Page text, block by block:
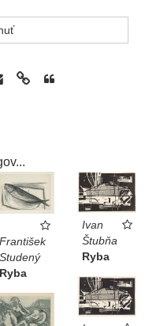
František
Studený
Ryba
Ivan
Štubňa
Ryba